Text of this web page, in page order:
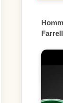
Farrell